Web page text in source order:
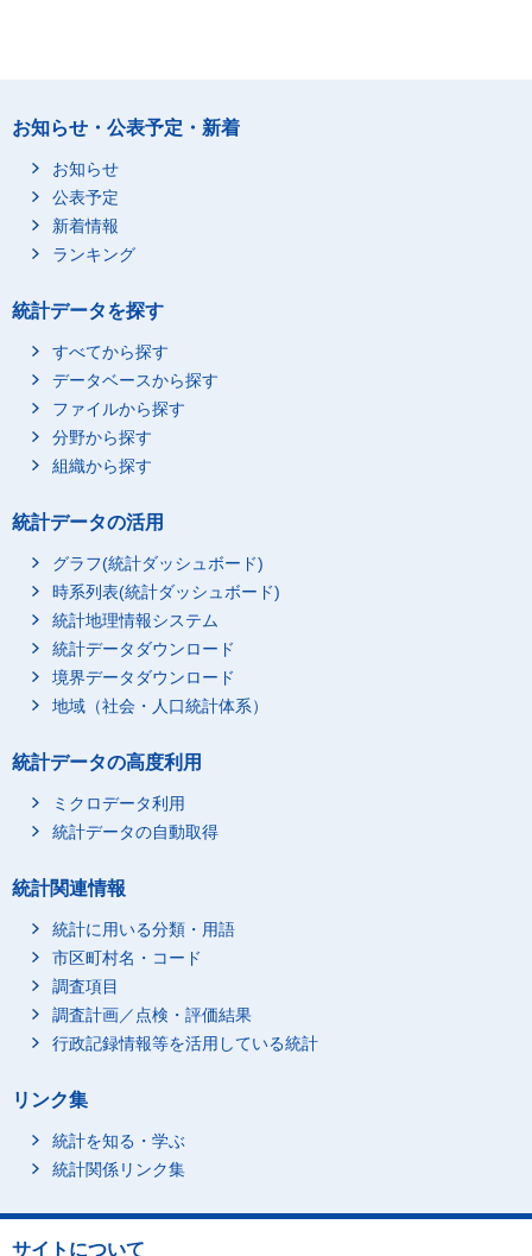
お知らせ・公表予定・新着
お知らせ
公表予定
新着情報
ランキング
統計データを探す
すべてから探す
データベースから探す
ファイルから探す
分野から探す
組織から探す
統計データの活用
グラフ(統計ダッシュボード)
時系列表(統計ダッシュボード)
統計地理情報システム
統計データダウンロード
境界データダウンロード
地域（社会・人口統計体系）
統計データの高度利用
ミクロデータ利用
統計データの自動取得
統計関連情報
統計に用いる分類・用語
市区町村名・コード
調査項目
調査計画／点検・評価結果
行政記録情報等を活用している統計
リンク集
統計を知る・学ぶ
統計関係リンク集
サイトについて